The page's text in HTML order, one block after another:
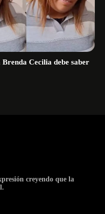
Cecilia debe saber
creyendo que la